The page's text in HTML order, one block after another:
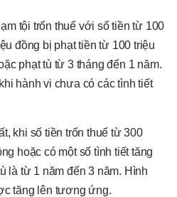
tội trốn thuế với số tiền từ 100
đồng bị phạt tiền từ 100 triệu
phạt tù từ 3 tháng đến 1 năm.
hành vi chưa có các tình tiết
khi số tiền trốn thuế từ 300
hoặc có một số tình tiết tăng
là từ 1 năm đến 3 năm. Hình
tăng lên tương ứng.